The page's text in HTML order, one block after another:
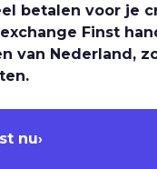
betalen voor je
Finst
van Nederland,
nu›